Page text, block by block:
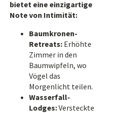
bietet eine einzigartige
Note von Intimität:
Baumkronen-
Retreats: Erhöhte
Zimmer in den
Baumwipfeln, wo
Vögel das
Morgenlicht teilen.
Wasserfall-
Lodges:Versteckte